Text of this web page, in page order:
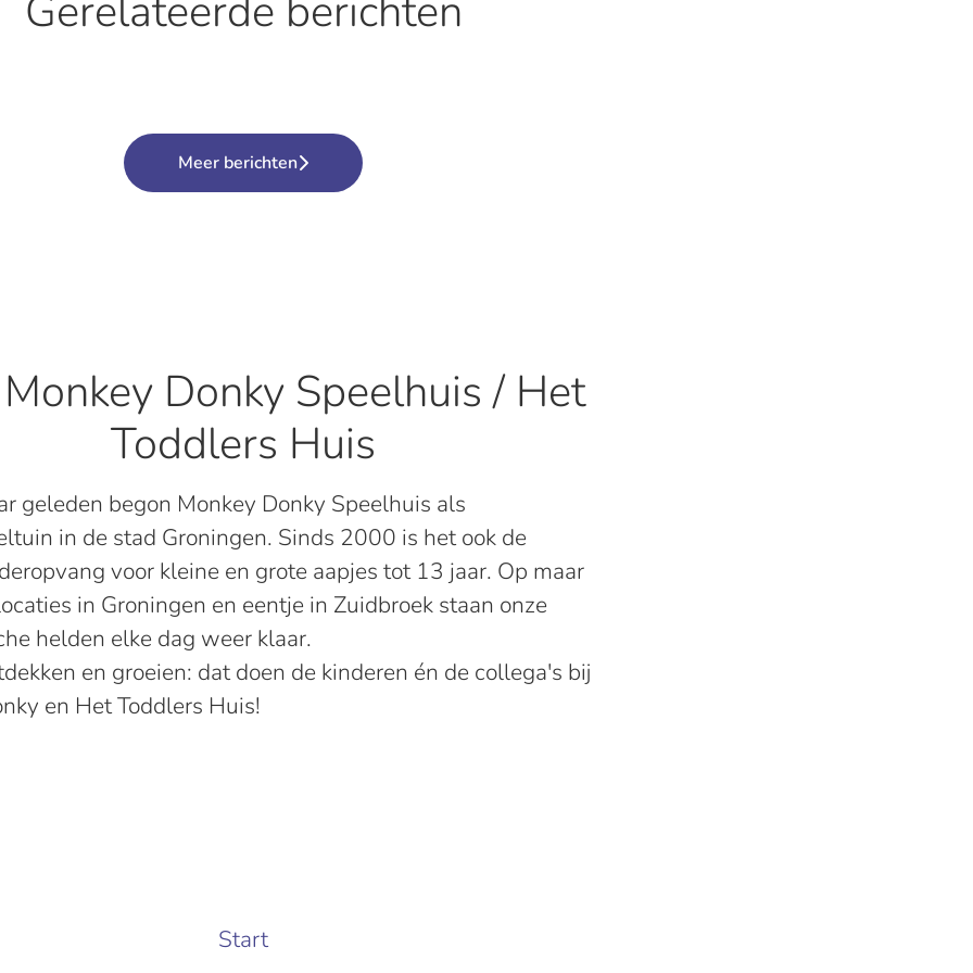
Gerelateerde berichten
Meer berichten
Donky Speelhuis / Het
Toddlers Huis
geleden begon Monkey Donky Speelhuis als
in de stad Groningen. Sinds 2000 is het ook de
voor kleine en grote aapjes tot 13 jaar. Op maar
in Groningen en eentje in Zuidbroek staan onze
helden elke dag weer klaar.
en groeien: dat doen de kinderen én de collega's bij
en Het Toddlers Huis!
Start